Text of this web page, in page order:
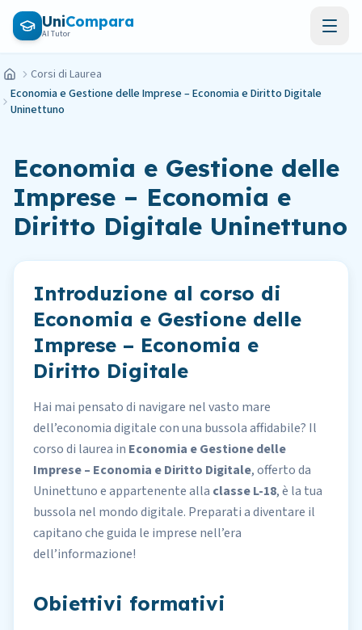
Vai al contenuto principale
UniCompara
AI Tutor
Home Corsi di Laurea
Economia e Gestione delle Imprese – Economia e Diritto Digitale
Uninettuno
Economia e Gestione delle
Imprese – Economia e
Diritto Digitale Uninettuno
Introduzione al corso di
Economia e Gestione delle
Imprese – Economia e
Diritto Digitale
Hai mai pensato di navigare nel vasto mare
dell’economia digitale con una bussola affidabile? Il
corso di laurea in Economia e Gestione delle
Imprese – Economia e Diritto Digitale, offerto da
Uninettunoe appartenente alla classe L-18, è la tua
bussola nel mondo digitale. Preparati a diventare il
capitano che guida le imprese nell’era
dell’informazione!
Obiettivi formativi